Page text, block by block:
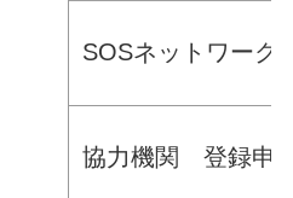
SOSネットワー
協力機関 登録申